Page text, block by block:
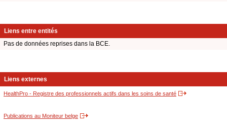
Liens entre entités
Pas de données reprises dans la BCE.
Liens externes
HealthPro - Registre des professionnels actifs dans les soins de santé
Publications au Moniteur belge